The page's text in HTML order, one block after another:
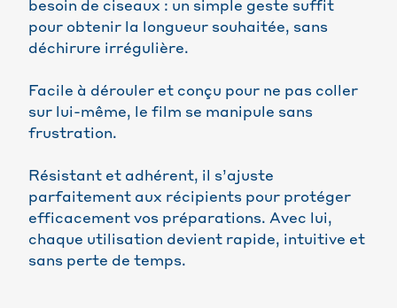
besoin de ciseaux : un simple geste suffit
pour obtenir la longueur souhaitée, sans
déchirure irrégulière.
Facile à dérouler et conçu pour ne pas coller
sur lui-même, le film se manipule sans
frustration.
Résistant et adhérent, il s’ajuste
parfaitement aux récipients pour protéger
efficacement vos préparations. Avec lui,
chaque utilisation devient rapide, intuitive et
sans perte de temps.